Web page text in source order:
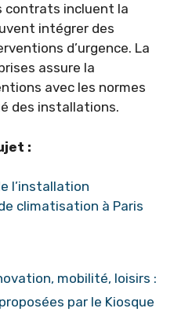
contrats incluent la
intégrer des
d’urgence. La
assure la
avec les normes
des installations.
:
l’installation
climatisation à Paris
mobilité, loisirs :
par le Kiosque